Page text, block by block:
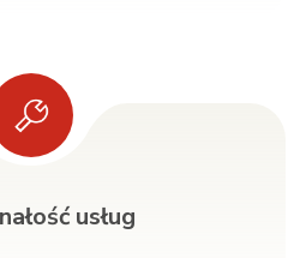
usług